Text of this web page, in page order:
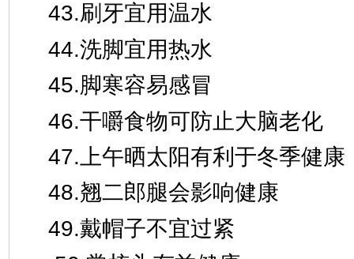
43.刷牙宜用温水
44.洗脚宜用热水
45.脚寒容易感冒
46.干嚼食物可防止大脑老化
47.上午晒太阳有利于冬季健康
48.翘二郎腿会影响健康
49.戴帽子不宜过紧